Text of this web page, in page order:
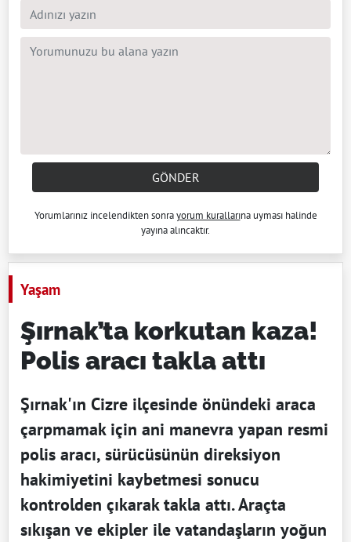
GÖNDER
Yorumlarınız incelendikten sonrayorum kurallarına uyması halinde
yayına alıncaktır.
Yaşam
Şırnak’ta korkutan kaza!
Polis aracı takla attı
Şırnak'ın Cizre ilçesinde önündeki araca
çarpmamak için ani manevra yapan resmi
polis aracı, sürücüsünün direksiyon
hakimiyetini kaybetmesi sonucu
kontrolden çıkarak takla attı. Araçta
sıkışan ve ekipler ile vatandaşların yoğun